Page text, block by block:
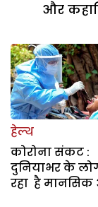
और
हेल्थ
कोरोना संकट :
दुनियाभर के
रहा है